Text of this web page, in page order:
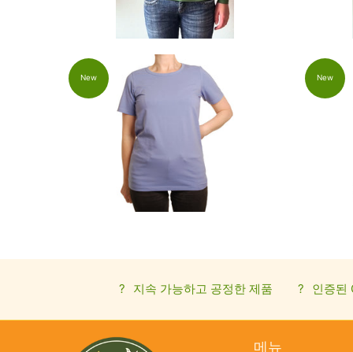
New New
? 지속 가능하고 공정한 제품 ? 인증된
메뉴